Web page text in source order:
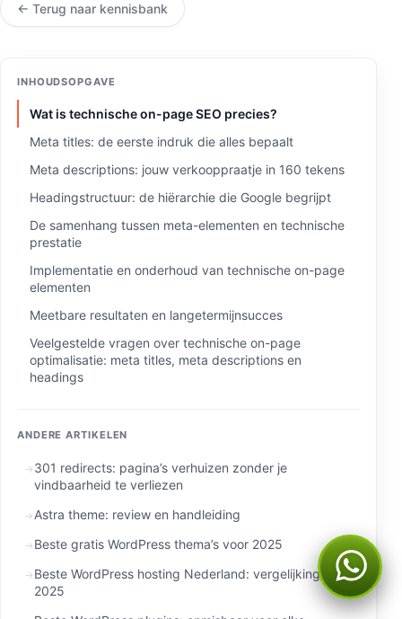
← Terug naar kennisbank
INHOUDSOPGAVE
Wat is technische on-page SEO precies?
Meta titles: de eerste indruk die alles bepaalt
Meta descriptions: jouw verkooppraatje in 160 tekens
Headingstructuur: de hiërarchie die Google begrijpt
De samenhang tussen meta-elementen en technische
prestatie
Implementatie en onderhoud van technische on-page
elementen
Meetbare resultaten en langetermijnsucces
Veelgestelde vragen over technische on-page
optimalisatie: meta titles, meta descriptions en
headings
ANDERE ARTIKELEN
301 redirects: pagina’s verhuizen zonder je
vindbaarheid te verliezen
Astra theme: review en handleiding
Beste gratis WordPress thema’s voor 2025
Beste WordPress hosting Nederland: vergelijking
2025
Kan ik je ergens mee
helpen?